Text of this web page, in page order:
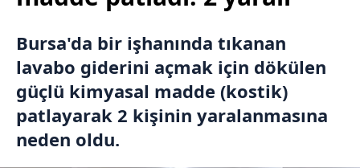
Bursa'da bir işhanında tıkanan
lavabo giderini açmak için dökülen
güçlü kimyasal madde (kostik)
patlayarak 2 kişinin yaralanmasına
neden oldu.